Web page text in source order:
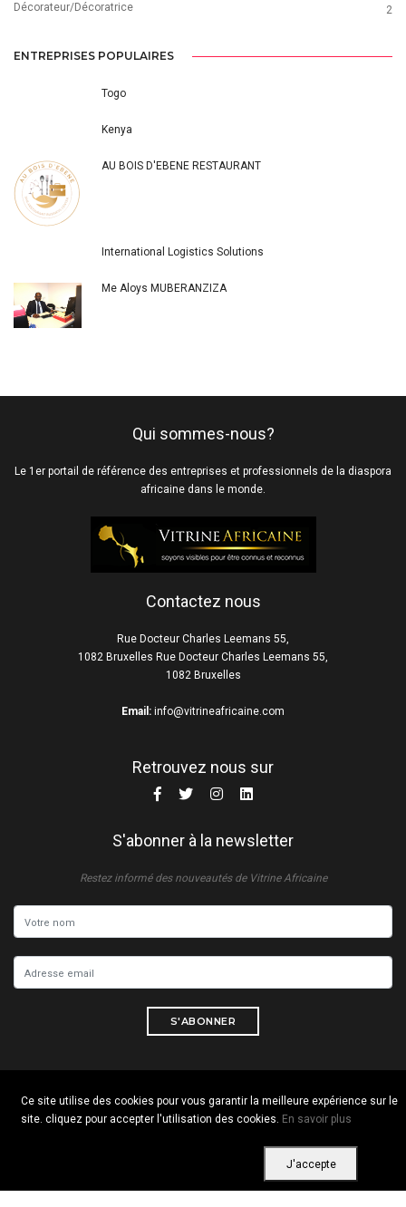
Décorateur/Décoratrice 2
ENTREPRISES POPULAIRES
Togo
Kenya
AU BOIS D'EBENE RESTAURANT
International Logistics Solutions
Me Aloys MUBERANZIZA
Ce site utilise des cookies pour vous garantir la meilleure expérience sur le
site. cliquez pour accepter l'utilisation des cookies. En savoir plus
J'accepte
Qui sommes-nous?
Le 1er portail de référence des entreprises et professionnels de la diaspora
africaine dans le monde.
Contactez nous
Rue Docteur Charles Leemans 55,
1082 Bruxelles Rue Docteur Charles Leemans 55,
1082 Bruxelles
Email: info@vitrineafricaine.com
Retrouvez nous sur
S'abonner à la newsletter
Restez informé des nouveautés de Vitrine Africaine
S'ABONNER
Copyright © 2026 Tous droits réservés. Vitrine Africaine